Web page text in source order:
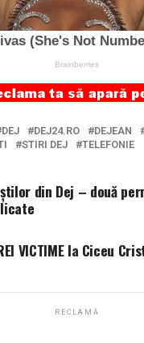
DEJ DEJ24.RO DEJEAN
STIRI DEJ TELEFONIE
din Dej – două
VICTIME la Ciceu
RECLAMĂ